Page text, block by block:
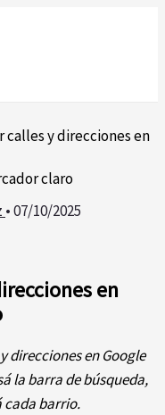
calles y direcciones en
•07/10/2025
en
direcciones en Google
la barra de búsqueda,
cada barrio.